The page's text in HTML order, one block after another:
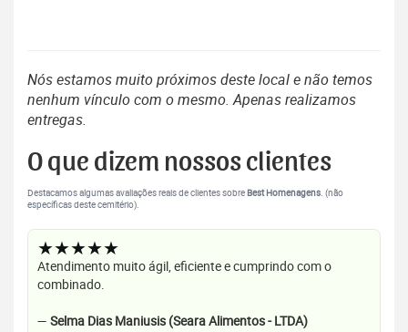
Nós estamos muito próximos deste local e não temos
nenhum vínculo com o mesmo. Apenas realizamos
entregas.
O que dizem nossos clientes
Destacamos algumas avaliações reais de clientes sobre Best Homenagens. (não
específicas deste cemitério).
★★★★★
Atendimento muito ágil, eficiente e cumprindo com o
combinado.
— Selma Dias Maniusis (Seara Alimentos - LTDA)